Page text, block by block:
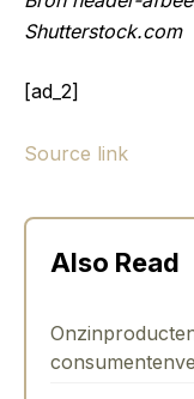
Shutterstock.com
[ad_2]
Source link
Also Read